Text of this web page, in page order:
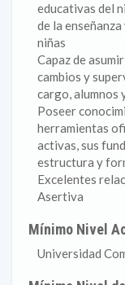
educativas del
de la
niñas
Capaz de
cambios y
cargo, alumnos
Poseer
herramientas
activas, sus
estructura y
Excelentes
Asertiva
Mínimo Nivel
Universidad